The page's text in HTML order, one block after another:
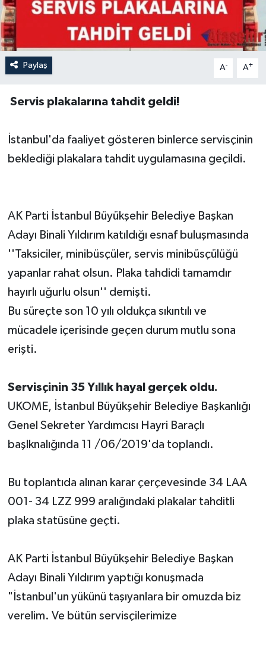
Paylaş A- A+
Servis plakalarına tahdit geldi!
İstanbul'da faaliyet gösteren binlerce servisçinin
beklediği plakalara tahdit uygulamasına geçildi.
AK Parti İstanbul Büyükşehir Belediye Başkan
Adayı Binali Yıldırım katıldığı esnaf buluşmasında
''Taksiciler, minibüsçüler, servis minibüsçülüğü
yapanlar rahat olsun. Plaka tahdidi tamamdır
hayırlı uğurlu olsun'' demişti.
Bu süreçte son 10 yılı oldukça sıkıntılı ve
mücadele içerisinde geçen durum mutlu sona
erişti.
Servisçinin 35 Yıllık hayal gerçek oldu.
UKOME, İstanbul Büyükşehir Belediye Başkanlığı
Genel Sekreter Yardımcısı Hayri Baraçlı
başlknalığında 11 /06/2019'da toplandı.
Bu toplantıda alınan karar çerçevesinde 34 LAA
001- 34 LZZ 999 aralığındaki plakalar tahditli
plaka statüsüne geçti.
AK Parti İstanbul Büyükşehir Belediye Başkan
Adayı Binali Yıldırım yaptığı konuşmada
"İstanbul'un yükünü taşıyanlara bir omuzda biz
verelim. Ve bütün servisçilerimize